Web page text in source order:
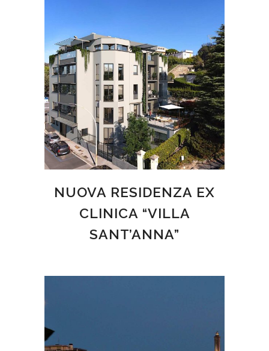
NUOVA RESIDENZA EX
CLINICA “VILLA
SANT’ANNA”